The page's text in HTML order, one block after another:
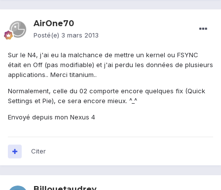
AirOne70
Posté(e) 3 mars 2013
Sur le N4, j'ai eu la malchance de mettre un kernel ou FSYNC
était en Off (pas modifiable) et j'ai perdu les données de plusieurs
applications.. Merci titanium..
Normalement, celle du 02 comporte encore quelques fix (Quick
Settings et Pie), ce sera encore mieux. ^_^
Envoyé depuis mon Nexus 4
Citer